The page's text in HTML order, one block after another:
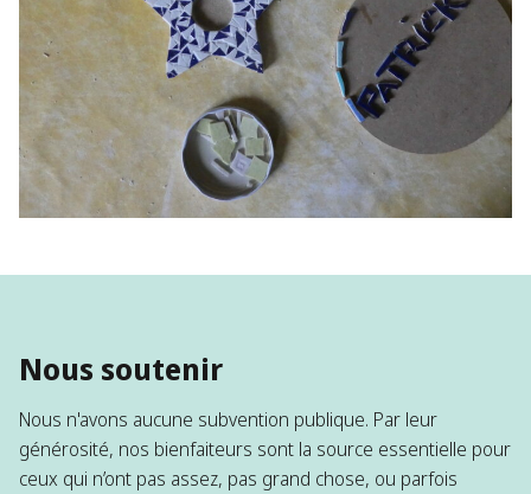
Nous soutenir
Nous n'avons aucune subvention publique. Par leur
générosité, nos bienfaiteurs sont la source essentielle pour
ceux qui n’ont pas assez, pas grand chose, ou parfois